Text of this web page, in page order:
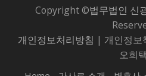
Copyright ©법무법인 신
개인정보처리방침 | 개인정보
오희택